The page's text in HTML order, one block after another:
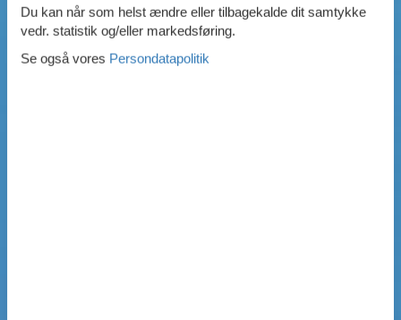
0 emner
Ladestander til elbil
Energivenligt
Du kan når som helst ændre eller tilbagekalde dit samtykke
vedr. statistik og/eller markedsføring.
Se også vores Persondatapolitik